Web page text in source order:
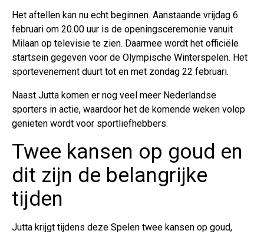
Het aftellen kan nu echt beginnen. Aanstaande vrijdag 6
februari om 20.00 uur is de openingsceremonie vanuit
Milaan op televisie te zien. Daarmee wordt het officiële
startsein gegeven voor de Olympische Winterspelen. Het
sportevenement duurt tot en met zondag 22 februari.
Naast Jutta komen er nog veel meer Nederlandse
sporters in actie, waardoor het de komende weken volop
genieten wordt voor sportliefhebbers.
Twee kansen op goud en
dit zijn de belangrijke
tijden
Jutta krijgt tijdens deze Spelen twee kansen op goud,